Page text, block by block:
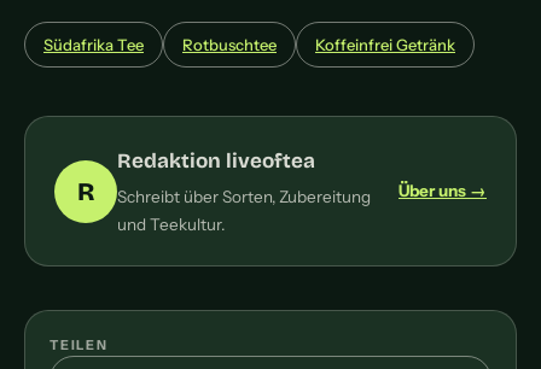
Südafrika Tee Rotbuschtee Koffeinfrei Getränk
R
Redaktion liveoftea
Schreibt über Sorten, Zubereitung
und Teekultur.
Über uns →
TEILEN